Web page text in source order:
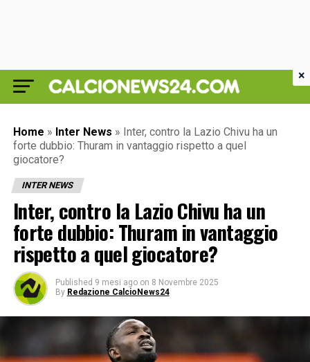
Home » Inter News » Inter, contro la Lazio Chivu ha un
forte dubbio: Thuram in vantaggio rispetto a quel
giocatore?
INTER NEWS
Inter, contro la Lazio Chivu ha un
forte dubbio: Thuram in vantaggio
rispetto a quel giocatore?
Published 9 mesi ago on 8 Novembre 2025
By Redazione CalcioNews24
×